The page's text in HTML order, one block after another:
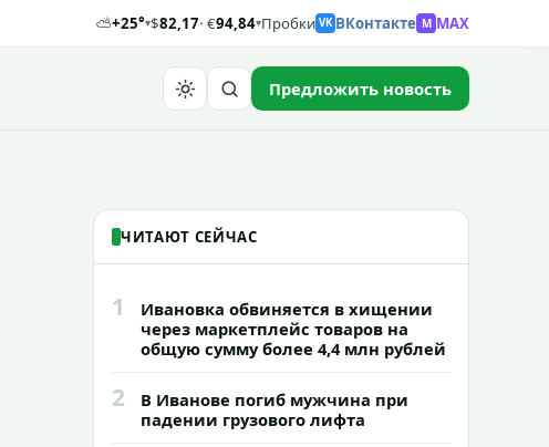
⛅+25°▾$82,17· €94,84▾Пробки VK ВКонтакте M MAX
Предложить новость
ЧИТАЮТ СЕЙЧАС
1
Ивановка обвиняется в хищении
через маркетплейс товаров на
общую сумму более 4,4 млн рублей
2
В Иванове погиб мужчина при
падении грузового лифта